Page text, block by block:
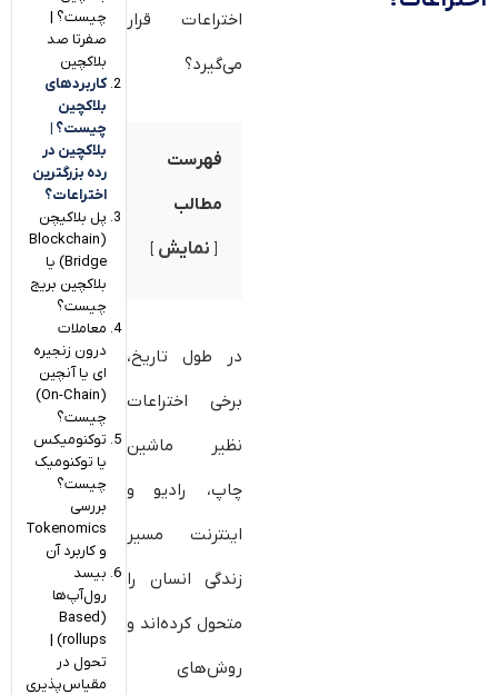
فهرست
مطالب
نمایش
در طول تاریخ،
برخی اختراعات
نظیر ماشین
چاپ، رادیو و
اینترنت مسیر
زندگی انسان را
متحول کرده‌اند و
روش‌های
چیست؟ |
صفرتا صد
بلاکچین
کاربردهای
بلاکچین
چیست؟ |
بلاکچین در
رده بزرگترین
اختراعات؟
پل ­بلاکیچن
(Blockchain
Bridge) یا
بلاکچین بریج
چیست؟
معاملات
درون زنجیره
ای یا آنچین
(On-Chain)
چیست؟
توکنومیکس
یا توکنومیک
چیست؟
بررسی
Tokenomics
و کاربرد آن
بیسد
رول‌آپ‌ها
(Based
rollups) |
تحول در
مقیاس‌پذیری